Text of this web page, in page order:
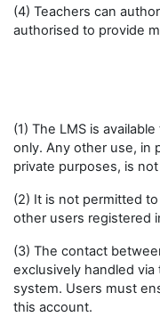
(4) Teachers can
authorised to provide
(1) The LMS is
only. Any other use, in
private purposes, is
(2) It is not permitted
other users registered
(3) The contact
exclusively handled
system. Users must
this account.